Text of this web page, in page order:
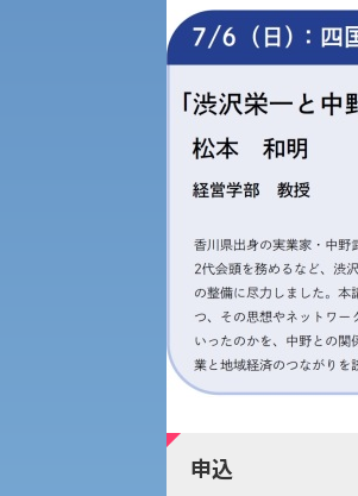
入学試験要項・出願書類
障害学生教育支援センター
社会安全・警察学研究所
生態系サービス研究センター
申込